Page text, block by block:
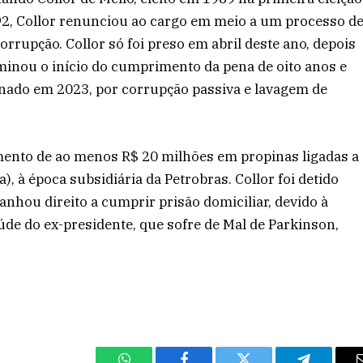
Collor renunciou ao cargo em meio a um processo
Collor só foi preso em abril deste ano, depois
o início do cumprimento da pena de oito anos e
em 2023, por corrupção passiva e lavagem de
de ao menos R$ 20 milhões em propinas ligadas a
à época subsidiária da Petrobras. Collor foi detido
direito a cumprir prisão domiciliar, devido à
do ex-presidente, que sofre de Mal de Parkinson,